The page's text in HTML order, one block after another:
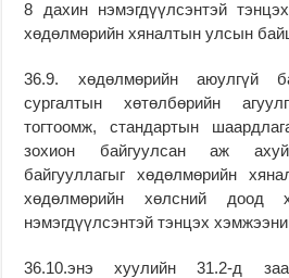
8 дахин нэмэгдүүлсэнтэй
хөдөлмөрийн хяналтын улсын
36.9. хөдөлмөрийн аюулгүй
сургалтын хөтөлбөрийн
тогтоомж, стандартын
зохион байгуулсан аж
байгууллагыг хөдөлмөрийн
хөдөлмөрийн хөлсний доод
нэмэгдүүлсэнтэй тэнцэх
36.10.энэ хуулийн 31.2-д